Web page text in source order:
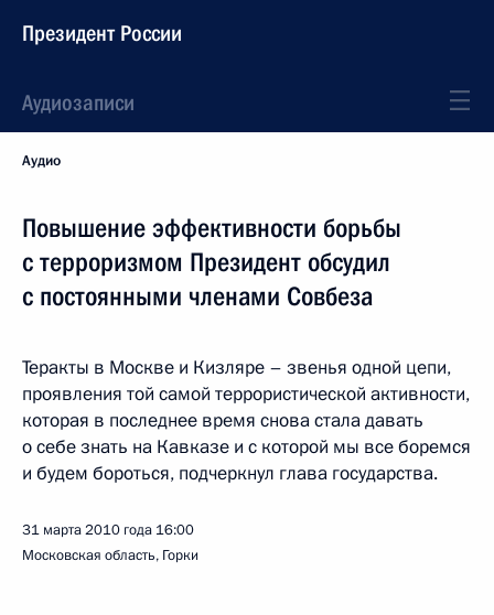
Президент России
Аудиозаписи
Аудио
Повышение эффективности борьбы
с терроризмом Президент обсудил
с постоянными членами Совбеза
Теракты в Москве и Кизляре – звенья одной цепи,
проявления той самой террористической активности,
которая в последнее время снова стала давать
о себе знать на Кавказе и с которой мы все боремся
и будем бороться, подчеркнул глава государства.
31 марта 2010 года 16:00
Московская область, Горки